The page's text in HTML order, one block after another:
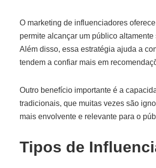
O marketing de influenciadores
permite alcançar um público
Além disso, essa estratégia ajuda a
tendem a confiar mais em
Outro benefício importante é a
tradicionais, que muitas vezes são
mais envolvente e relevante para o
Tipos de